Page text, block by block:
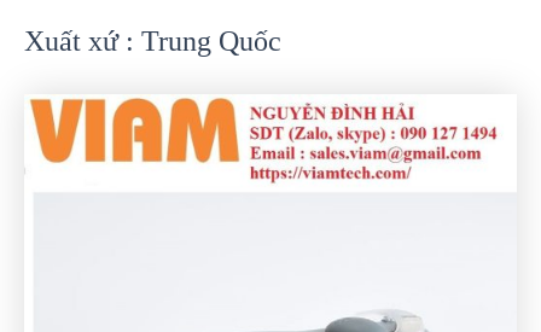
Xuất xứ : Trung Quốc